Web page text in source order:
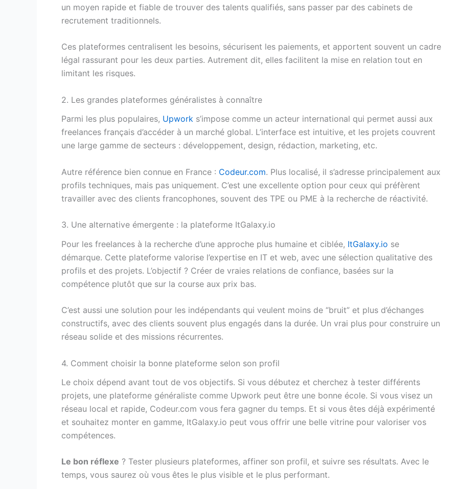
un moyen rapide et fiable de trouver des talents qualifiés, sans passer par des cabinets de
recrutement traditionnels.
Ces plateformes centralisent les besoins, sécurisent les paiements, et apportent souvent un cadre
légal rassurant pour les deux parties. Autrement dit, elles facilitent la mise en relation tout en
limitant les risques.
2. Les grandes plateformes généralistes à connaître
Parmi les plus populaires, Upwork s’impose comme un acteur international qui permet aussi aux
freelances français d’accéder à un marché global. L’interface est intuitive, et les projets couvrent
une large gamme de secteurs : développement, design, rédaction, marketing, etc.
Autre référence bien connue en France : Codeur.com. Plus localisé, il s’adresse principalement aux
profils techniques, mais pas uniquement. C’est une excellente option pour ceux qui préfèrent
travailler avec des clients francophones, souvent des TPE ou PME à la recherche de réactivité.
3. Une alternative émergente : la plateforme ItGalaxy.io
Pour les freelances à la recherche d’une approche plus humaine et ciblée, ItGalaxy.io se
démarque. Cette plateforme valorise l’expertise en IT et web, avec une sélection qualitative des
profils et des projets. L’objectif ? Créer de vraies relations de confiance, basées sur la
compétence plutôt que sur la course aux prix bas.
C’est aussi une solution pour les indépendants qui veulent moins de “bruit” et plus d’échanges
constructifs, avec des clients souvent plus engagés dans la durée. Un vrai plus pour construire un
réseau solide et des missions récurrentes.
4. Comment choisir la bonne plateforme selon son profil
Le choix dépend avant tout de vos objectifs. Si vous débutez et cherchez à tester différents
projets, une plateforme généraliste comme Upwork peut être une bonne école. Si vous visez un
réseau local et rapide, Codeur.com vous fera gagner du temps. Et si vous êtes déjà expérimenté
et souhaitez monter en gamme, ItGalaxy.io peut vous offrir une belle vitrine pour valoriser vos
compétences.
Le bon réflexe ? Tester plusieurs plateformes, affiner son profil, et suivre ses résultats. Avec le
temps, vous saurez où vous êtes le plus visible et le plus performant.